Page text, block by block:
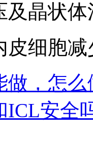
及晶状体
皮细胞减
做，怎
ICL安全